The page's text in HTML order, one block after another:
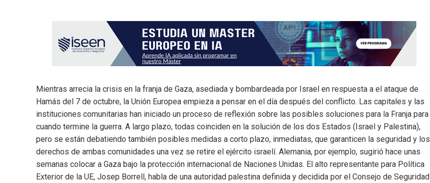
Mientras arrecia la crisis en la franja de Gaza, asediada y bombardeada por Israel en respuesta a el ataque de
Hamás del 7 de octubre, la Unión Europea empieza a pensar en el día después del conflicto. Las capitales y las
instituciones comunitarias han iniciado un proceso de reflexión sobre las posibles soluciones para la Franja para
cuando termine la guerra. A largo plazo, todas coinciden en la solución de los dos Estados (Israel y Palestina),
pero se están debatiendo también posibles medidas a corto plazo, inmediatas, que garanticen la seguridad y los
derechos de ambas comunidades una vez se retire el ejército israelí. Alemania, por ejemplo, sugirió hace unas
semanas colocar a Gaza bajo la protección internacional de Naciones Unidas. El alto representante para Política
Exterior de la UE, Josep Borrell, habla de una autoridad palestina definida y decidida por el Consejo de Seguridad